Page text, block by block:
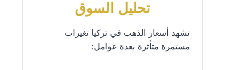
تحليل السوق
تشهد أسعار الذهب في تركيا تغيرات
مستمرة متأثرة بعدة عوامل: